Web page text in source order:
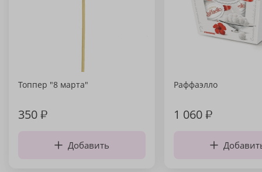
Топпер "8 марта"
350₽
Добавить
Раффаэлло
1 060₽